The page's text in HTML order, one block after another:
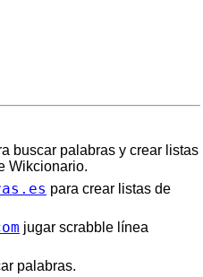
buscar palabras y crear listas
Wikcionario.
para crear listas de
jugar scrabble línea
palabras.